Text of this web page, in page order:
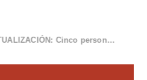
La Asociación de Vecinos de Tiñana propone al Ayuntamiento medidas para frenar los vertidos incontrolados de enseres